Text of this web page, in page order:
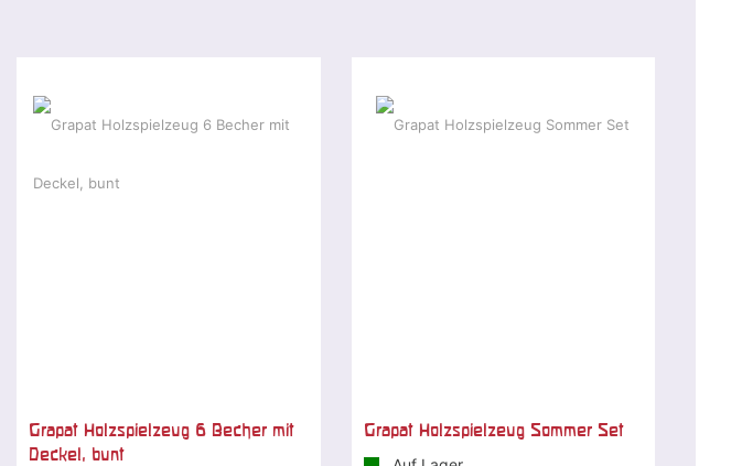
Grapat Holzspielzeug 6 Becher mit
Deckel, bunt
Grapat Holzspielzeug Sommer Set